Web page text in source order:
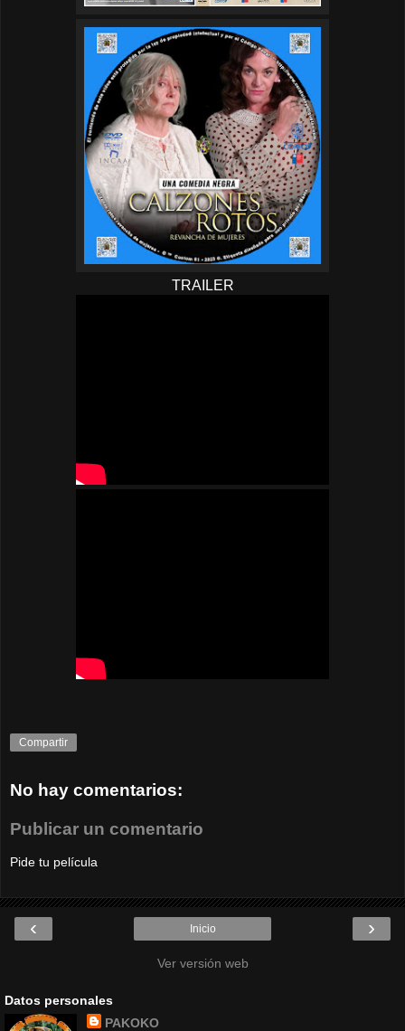
TRAILER
Compartir
No hay comentarios:
Publicar un comentario
Pide tu película
‹ ›
Inicio
Ver versión web
Datos personales
PAKOKO